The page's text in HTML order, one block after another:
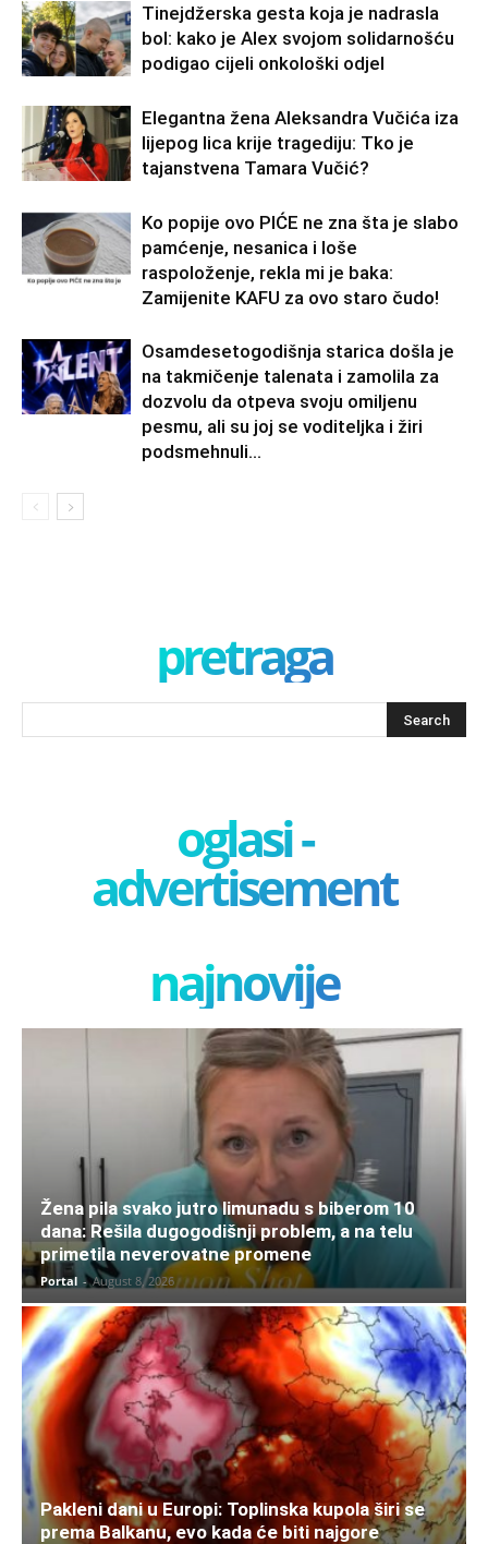
Tinejdžerska gesta koja je nadrasla
bol: kako je Alex svojom solidarnošću
podigao cijeli onkološki odjel
Elegantna žena Aleksandra Vučića iza
lijepog lica krije tragediju: Tko je
tajanstvena Tamara Vučić?
Ko popije ovo PIĆE ne zna šta je slabo
pamćenje, nesanica i loše
raspoloženje, rekla mi je baka:
Zamijenite KAFU za ovo staro čudo!
Osamdesetogodišnja starica došla je
na takmičenje talenata i zamolila za
dozvolu da otpeva svoju omiljenu
pesmu, ali su joj se voditeljka i žiri
podsmehnuli...
pretraga
oglasi -
advertisement
najnovije
Žena pila svako jutro limunadu s biberom 10
dana: Rešila dugogodišnji problem, a na telu
primetila neverovatne promene
Portal - August 8, 2026
Pakleni dani u Europi: Toplinska kupola širi se
prema Balkanu, evo kada će biti najgore